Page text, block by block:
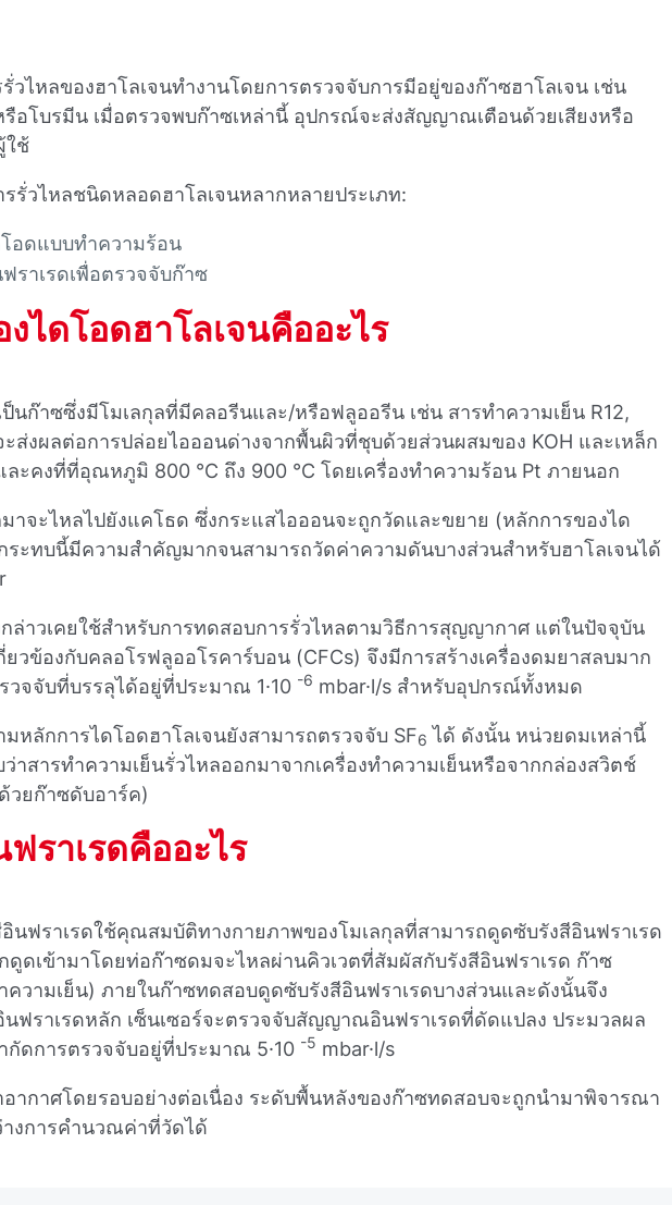
วไหลของฮาโลเจนทํางานโดยการตรวจจับการมีอยู่ของก๊าซฮาโลเจน เช่น
อโบรมีน เมื่อตรวจพบก๊าซเหล่านี้ อุปกรณ์จะส่งสัญญาณเตือนด้วยเสียงหรือ
ใช้
รรั่วไหลชนิดหลอดฮาโลเจนหลากหลายประเภท:
โอดแบบทําความร้อน
ราเรดเพื่อตรวจจับก๊าซ
ไดโอดฮาโลเจนคืออะไร
ป็นก๊าซซึ่งมีโมเลกุลที่มีคลอรีนและ/หรือฟลูออรีน เช่น สารทําความเย็น R12,
ะส่งผลต่อการปล่อยไอออนด่างจากพื้นผิวที่ชุบด้วยส่วนผสมของ KOH และเหล็ก
ละคงที่ที่อุณหภูมิ 800 °C ถึง 900 °C โดยเครื่องทําความร้อน Pt ภายนอก
าจะไหลไปยังแคโธด ซึ่งกระแสไอออนจะถูกวัดและขยาย (หลักการของได
ระทบนี้มีความสําคัญมากจนสามารถวัดค่าความดันบางส่วนสําหรับฮาโลเจนได้
ล่าวเคยใช้สําหรับการทดสอบการรั่วไหลตามวิธีการสุญญากาศ แต่ในปัจจุบัน
ยวข้องกับคลอโรฟลูออโรคาร์บอน (CFCs) จึงมีการสร้างเครื่องดมยาสลบมาก
จจับที่บรรลุได้อยู่ที่ประมาณ 1·10 -6 mbar·l/s สําหรับอุปกรณ์ทั้งหมด
หลักการไดโอดฮาโลเจนยังสามารถตรวจจับ SF6 ได้ ดังนั้น หน่วยดมเหล่านี้
ว่าสารทําความเย็นรั่วไหลออกมาจากเครื่องทําความเย็นหรือจากกล่องสวิตช์
วยก๊าซดับอาร์ค)
ราเรดคืออะไร
อินฟราเรดใช้คุณสมบัติทางกายภาพของโมเลกุลที่สามารถดูดซับรังสีอินฟราเรด
ดเข้ามาโดยท่อก๊าซดมจะไหลผ่านคิวเวตที่สัมผัสกับรังสีอินฟราเรด ก๊าซ
ความเย็น) ภายในก๊าซทดสอบดูดซับรังสีอินฟราเรดบางส่วนและดังนั้นจึง
ราเรดหลัก เซ็นเซอร์จะตรวจจับสัญญาณอินฟราเรดที่ดัดแปลง ประมวลผล
ดการตรวจจับอยู่ที่ประมาณ 5·10 -5 mbar·l/s
อากาศโดยรอบอย่างต่อเนื่อง ระดับพื้นหลังของก๊าซทดสอบจะถูกนํามาพิจารณา
งการคํานวณค่าที่วัดได้